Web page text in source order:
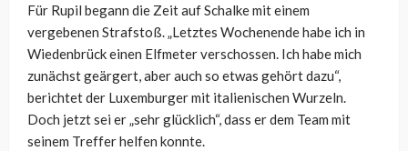
Für Rupil begann die Zeit auf Schalke mit einem
vergebenen Strafstoß. „Letztes Wochenende habe ich in
Wiedenbrück einen Elfmeter verschossen. Ich habe mich
zunächst geärgert, aber auch so etwas gehört dazu“,
berichtet der Luxemburger mit italienischen Wurzeln.
Doch jetzt sei er „sehr glücklich“, dass er dem Team mit
seinem Treffer helfen konnte.